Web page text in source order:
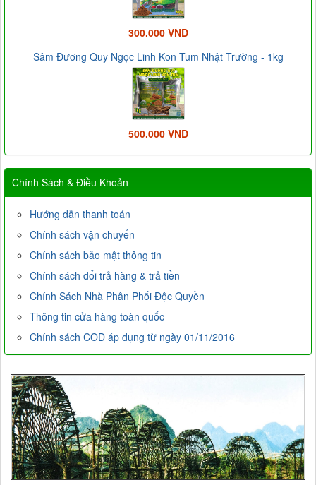
300.000 VND
Sâm Đương Quy Ngọc Linh Kon Tum Nhật Trường - 1kg
500.000 VND
Chính Sách & Điều Khoản
Hướng dẫn thanh toán
Chính sách vận chuyển
Chính sách bảo mật thông tin
Chính sách đổi trả hàng & trả tiền
Chính Sách Nhà Phân Phối Độc Quyền
Thông tin cửa hàng toàn quốc
Chính sách COD áp dụng từ ngày 01/11/2016